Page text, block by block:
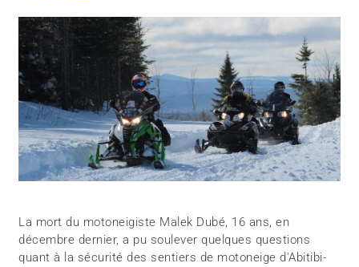
La mort du motoneigiste Malek Dubé, 16 ans, en
décembre dernier, a pu soulever quelques questions
quant à la sécurité des sentiers de motoneige d'Abitibi-